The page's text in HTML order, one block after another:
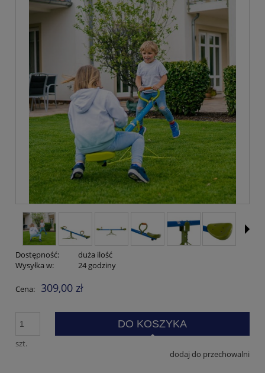
Dostępność:
duża ilość
Wysyłka w:
24 godziny
Cena: 309,00 zł
szt.
DO KOSZYKA
dodaj do przechowalni